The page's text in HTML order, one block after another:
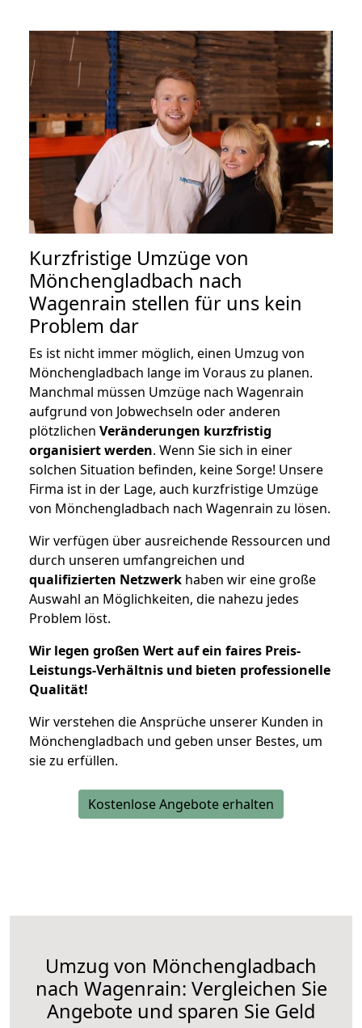
Kurzfristige Umzüge von
Mönchengladbach nach
Wagenrain stellen für uns kein
Problem dar
Es ist nicht immer möglich, einen Umzug von
Mönchengladbach lange im Voraus zu planen.
Manchmal müssen Umzüge nach Wagenrain
aufgrund von Jobwechseln oder anderen
plötzlichen Veränderungen kurzfristig
organisiert werden. Wenn Sie sich in einer
solchen Situation befinden, keine Sorge! Unsere
Firma ist in der Lage, auch kurzfristige Umzüge
von Mönchengladbach nach Wagenrain zu lösen.
Wir verfügen über ausreichende Ressourcen und
durch unseren umfangreichen und
qualifizierten Netzwerk haben wir eine große
Auswahl an Möglichkeiten, die nahezu jedes
Problem löst.
Wir legen großen Wert auf ein faires Preis-
Leistungs-Verhältnis und bieten professionelle
Qualität!
Wir verstehen die Ansprüche unserer Kunden in
Mönchengladbach und geben unser Bestes, um
sie zu erfüllen.
Kostenlose Angebote erhalten
Umzug von Mönchengladbach
nach Wagenrain: Vergleichen Sie
Angebote und sparen Sie Geld